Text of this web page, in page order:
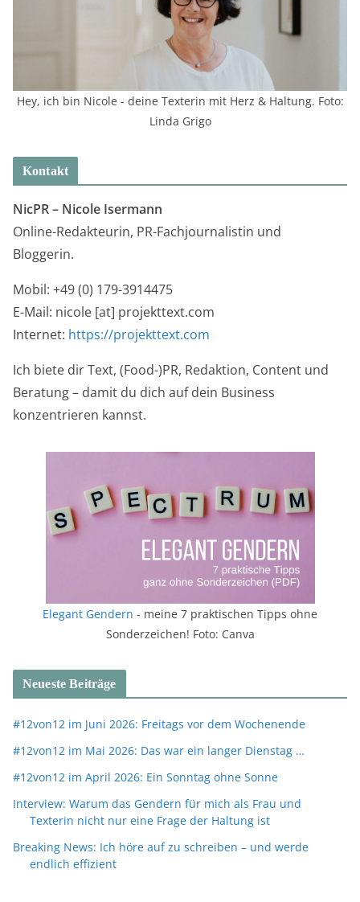
Hey, ich bin Nicole - deine Texterin mit Herz & Haltung. Foto:
Linda Grigo
Kontakt
NicPR – Nicole Isermann
Online-Redakteurin, PR-Fachjournalistin und
Bloggerin.
Mobil: +49 (0) 179-3914475
E-Mail: nicole [at] projekttext.com
Internet: https://projekttext.com
Ich biete dir Text, (Food-)PR, Redaktion, Content und
Beratung – damit du dich auf dein Business
konzentrieren kannst.
Elegant Gendern - meine 7 praktischen Tipps ohne
Sonderzeichen! Foto: Canva
Neueste Beiträge
#12von12 im Juni 2026: Freitags vor dem Wochenende
#12von12 im Mai 2026: Das war ein langer Dienstag …
#12von12 im April 2026: Ein Sonntag ohne Sonne
Interview: Warum das Gendern für mich als Frau und
Texterin nicht nur eine Frage der Haltung ist
Breaking News: Ich höre auf zu schreiben – und werde
endlich effizient